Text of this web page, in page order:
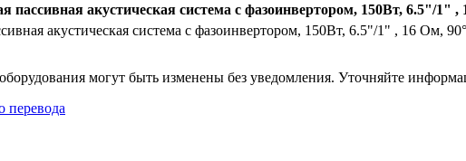
пассивная акустическая система с фазоинвертором, 150Вт, 6.5"/1"
акустическая система с фазоинвертором, 150Вт, 6.5"/1" , 16 Ом,
могут быть изменены без уведомления. Уточняйте
перевода